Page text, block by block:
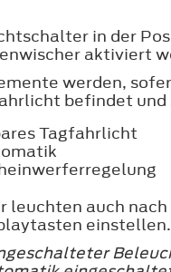
in der
aktiviert
werden,
befindet
Tagfahrlicht
leuchten auch